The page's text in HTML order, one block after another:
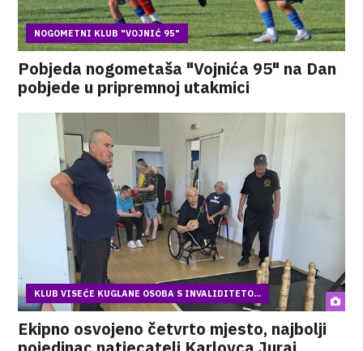
NOGOMETNI KLUB "VOJNIĆ 95"
Pobjeda nogometaša "Vojnića 95" na Dan
pobjede u pripremnoj utakmici
KLUB VISEĆE KUGLANE OSOBA S INVALIDITETO...
Ekipno osvojeno četvrto mjesto, najbolji